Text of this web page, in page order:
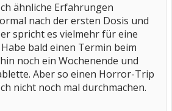
ähnliche Erfahrungen
nach der ersten Dosis und
spricht es vielmehr für eine
bald einen Termin beim
noch ein Wochenende und
Aber so einen Horror-Trip
nicht noch mal durchmachen.